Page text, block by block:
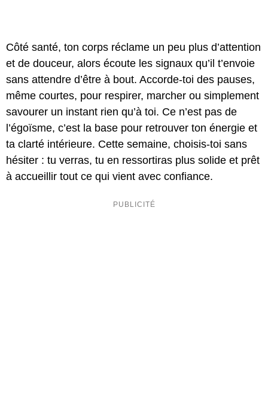
Côté santé, ton corps réclame un peu plus d’attention
et de douceur, alors écoute les signaux qu’il t’envoie
sans attendre d’être à bout. Accorde-toi des pauses,
même courtes, pour respirer, marcher ou simplement
savourer un instant rien qu’à toi. Ce n’est pas de
l’égoïsme, c’est la base pour retrouver ton énergie et
ta clarté intérieure. Cette semaine, choisis-toi sans
hésiter : tu verras, tu en ressortiras plus solide et prêt
à accueillir tout ce qui vient avec confiance.